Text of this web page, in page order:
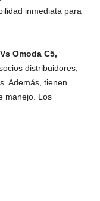
inmediata para
Omoda C5,
distribuidores,
Además, tienen
manejo. Los